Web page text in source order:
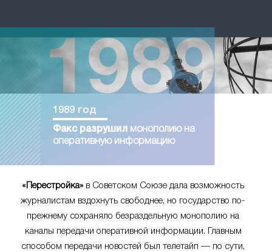
1989 год
Факс разрушил
монополию на
оперативную информацию
«Перестройка»в Советском Союзе дала возможность
журналистам вздохнуть свободнее, но государство по-
прежнему сохраняло безраздельную монополию на
каналы передачи оперативной информации. Главным
способом передачи новостей был телетайп — по сути,